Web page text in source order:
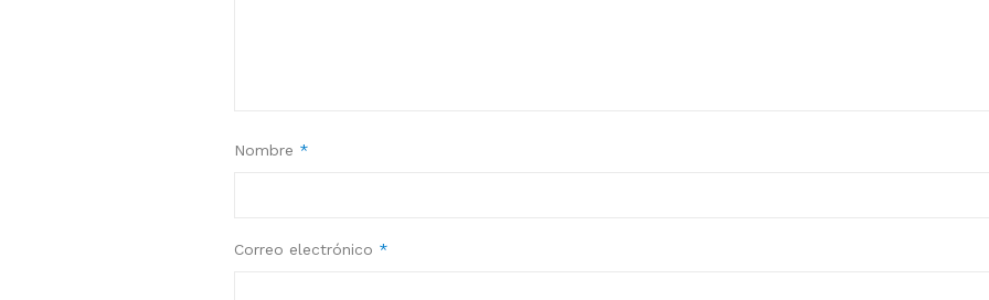
Nombre *
Correo electrónico *